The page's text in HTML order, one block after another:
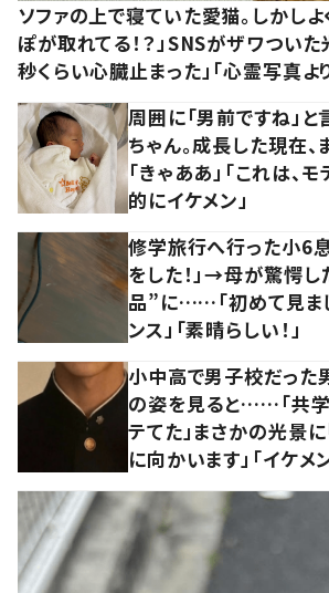
ソファの上で寝ていた愛猫。しかし
ぽが取れてる！？」SNSがザワついた
秒くらい心臓止まった」「心霊写真よ
周囲に「男前ですね」
ちゃん。成長した現在
「きゃああ」「これは、
的にイケメン」
修学旅行へ行った小6
をした！」→母が驚愕
品”に……「初めて見ま
ンス」「素晴らしい！」
小中高で男子校だっ
の姿を見ると……「共
テてた」まさかの光景
に向かいます」「イケメ